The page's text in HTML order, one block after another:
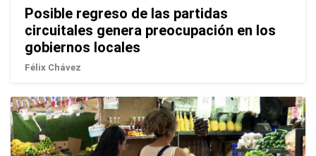
Posible regreso de las partidas
circuitales genera preocupación en los
gobiernos locales
Félix Chávez